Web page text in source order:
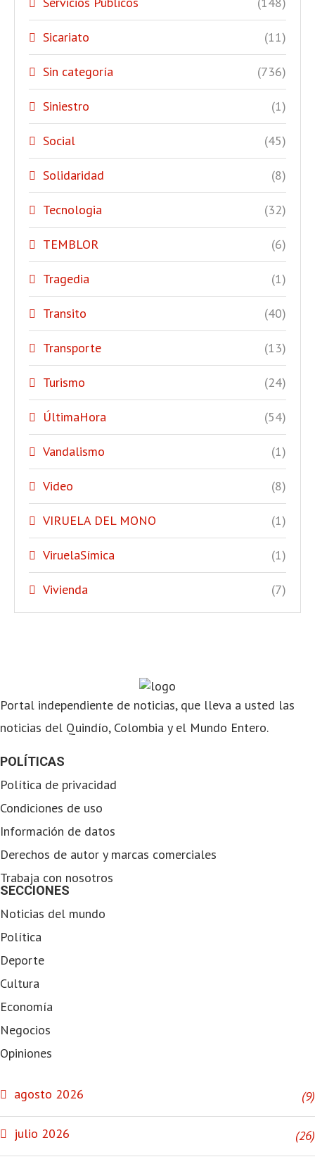
Sicariato (11)
Sin categoría (736)
Siniestro (1)
Social (45)
Solidaridad (8)
Tecnologia (32)
TEMBLOR (6)
Tragedia (1)
Transito (40)
Transporte (13)
Turismo (24)
ÚltimaHora (54)
Vandalismo (1)
Video (8)
VIRUELA DEL MONO (1)
ViruelaSímica (1)
Vivienda (7)
Portal independiente de noticias, que lleva a usted las
noticias del Quindío, Colombia y el Mundo Entero.
POLÍTICAS
Política de privacidad
Condiciones de uso
Información de datos
Derechos de autor y marcas comerciales
Trabaja con nosotros
SECCIONES
Noticias del mundo
Política
Deporte
Cultura
Economía
Negocios
Opiniones
agosto 2026 (9)
julio 2026 (26)